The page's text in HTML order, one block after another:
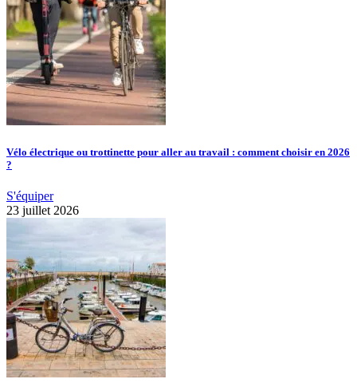
Vélo électrique ou trottinette pour aller au travail : comment choisir en 2026
?
S'équiper
23 juillet 2026